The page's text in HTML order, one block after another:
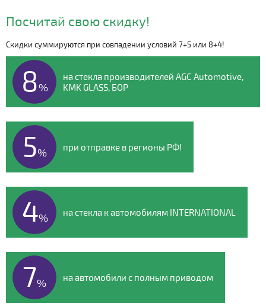
Видео о компании
Посчитай свою скидку!
Скидки суммируются при совпадении условий 7+5 или 8+4!
8%
на стекла производителей AGC Automotive,
KMK GLASS, БОР
5% при отправке в регионы РФ!
4% на стекла к автомобилям INTERNATIONAL
7% на автомобили с полным приводом